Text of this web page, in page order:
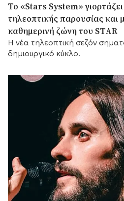
Το «Stars System»
τηλεοπτικής παρουσίας και
καθημερινή ζώνη του STAR
Η νέα τηλεοπτική σεζόν
δημιουργικό κύκλο.